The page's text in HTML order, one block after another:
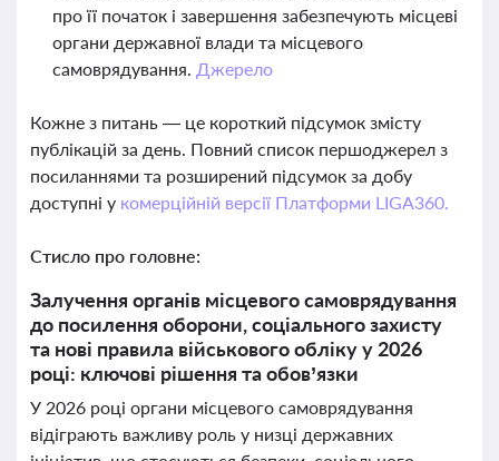
про її початок і завершення забезпечують місцеві
органи державної влади та місцевого
самоврядування. Джерело
Кожне з питань — це короткий підсумок змісту
публікацій за день. Повний список першоджерел з
посиланнями та розширений підсумок за добу
доступні у комерційній версії Платформи LIGA360.
Стисло про головне:
Залучення органів місцевого самоврядування
до посилення оборони, соціального захисту
та нові правила військового обліку у 2026
році: ключові рішення та обов’язки
У 2026 році органи місцевого самоврядування
відіграють важливу роль у низці державних